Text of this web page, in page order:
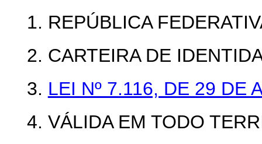
1. REPÚBLICA
2. CARTEIRA DE
3. LEI Nº 7.116, DE 29 DE
4. VÁLIDA EM TODO